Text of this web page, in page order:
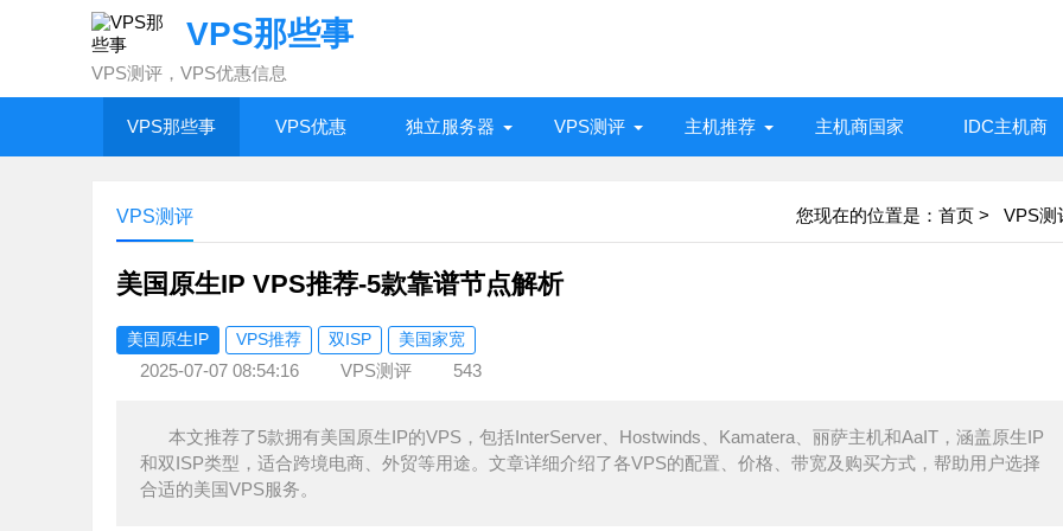
VPS那些事
VPS测评，VPS优惠信息
VPS那些事 VPS优惠 独立服务器 VPS测评 主机推荐 主机商国家 IDC主机商
您现在的位置是： 首页 > VPS测
VPS测评
美国原生IP VPS推荐-5款靠谱节点解析
美国原生IP VPS推荐 双ISP 美国家宽
2025-07-07 08:54:16 VPS测评 543
本文推荐了5款拥有美国原生IP的VPS，包括InterServer、Hostwinds、Kamatera、丽萨主机和AaIT，涵盖原生IP
和双ISP类型，适合跨境电商、外贸等用途。文章详细介绍了各VPS的配置、价格、带宽及购买方式，帮助用户选择
合适的美国VPS服务。